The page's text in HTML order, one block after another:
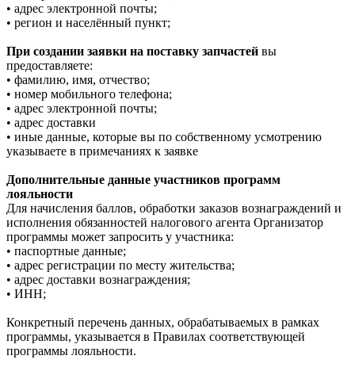
• адрес электронной почты;
• регион и населённый пункт;
При создании заявки на поставку запчастей вы
предоставляете:
• фамилию, имя, отчество;
• номер мобильного телефона;
• адрес электронной почты;
• адрес доставки
• иные данные, которые вы по собственному усмотрению
указываете в примечаниях к заявке
Дополнительные данные участников программ
лояльности
Для начисления баллов, обработки заказов вознаграждений и
исполнения обязанностей налогового агента Организатор
программы может запросить у участника:
• паспортные данные;
• адрес регистрации по месту жительства;
• адрес доставки вознаграждения;
• ИНН;
Конкретный перечень данных, обрабатываемых в рамках
программы, указывается в Правилах соответствующей
программы лояльности.